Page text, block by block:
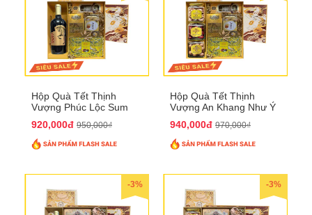
Hộp Quà Tết Thịnh
Vượng Phúc Lộc Sum
920,000đ 950,000₫
Hộp Quà Tết Thịnh
Vượng An Khang Như Ý
940,000đ 970,000₫
-3% -3%